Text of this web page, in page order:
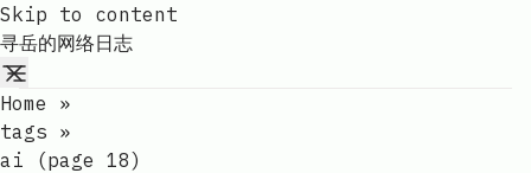
Skip to content
寻岳的网络日志
Home
»
tags »
ai (page 18)